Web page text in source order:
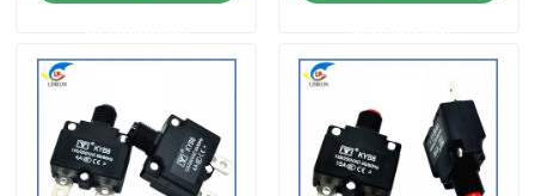
Kasus-kasus
Termistor PTC